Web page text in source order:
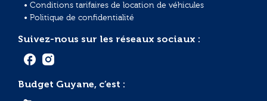
• Conditions tarifaires de location de véhicules
• Politique de confidentialité
Suivez-nous sur les réseaux sociaux :
Budget Guyane, c’est :